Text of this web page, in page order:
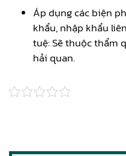
Áp dụng các biện
khẩu, nhập khẩu
tuệ: Sẽ thuộc thẩm
hải quan.